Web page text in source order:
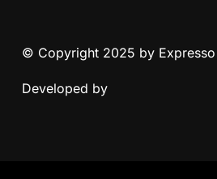
© Copyright 2025 by
Developed by